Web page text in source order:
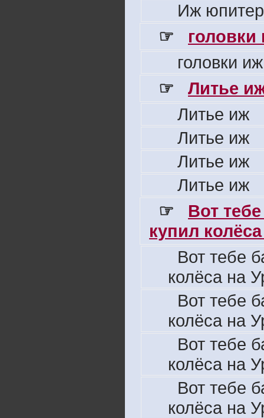
Иж
☞
головки
☞
Литье
Литье иж
Литье иж
Литье иж
Литье иж
☞
Вот
купил
Вот тебе
колёса на
Вот тебе
колёса на
Вот тебе
колёса на
Вот тебе
колёса на